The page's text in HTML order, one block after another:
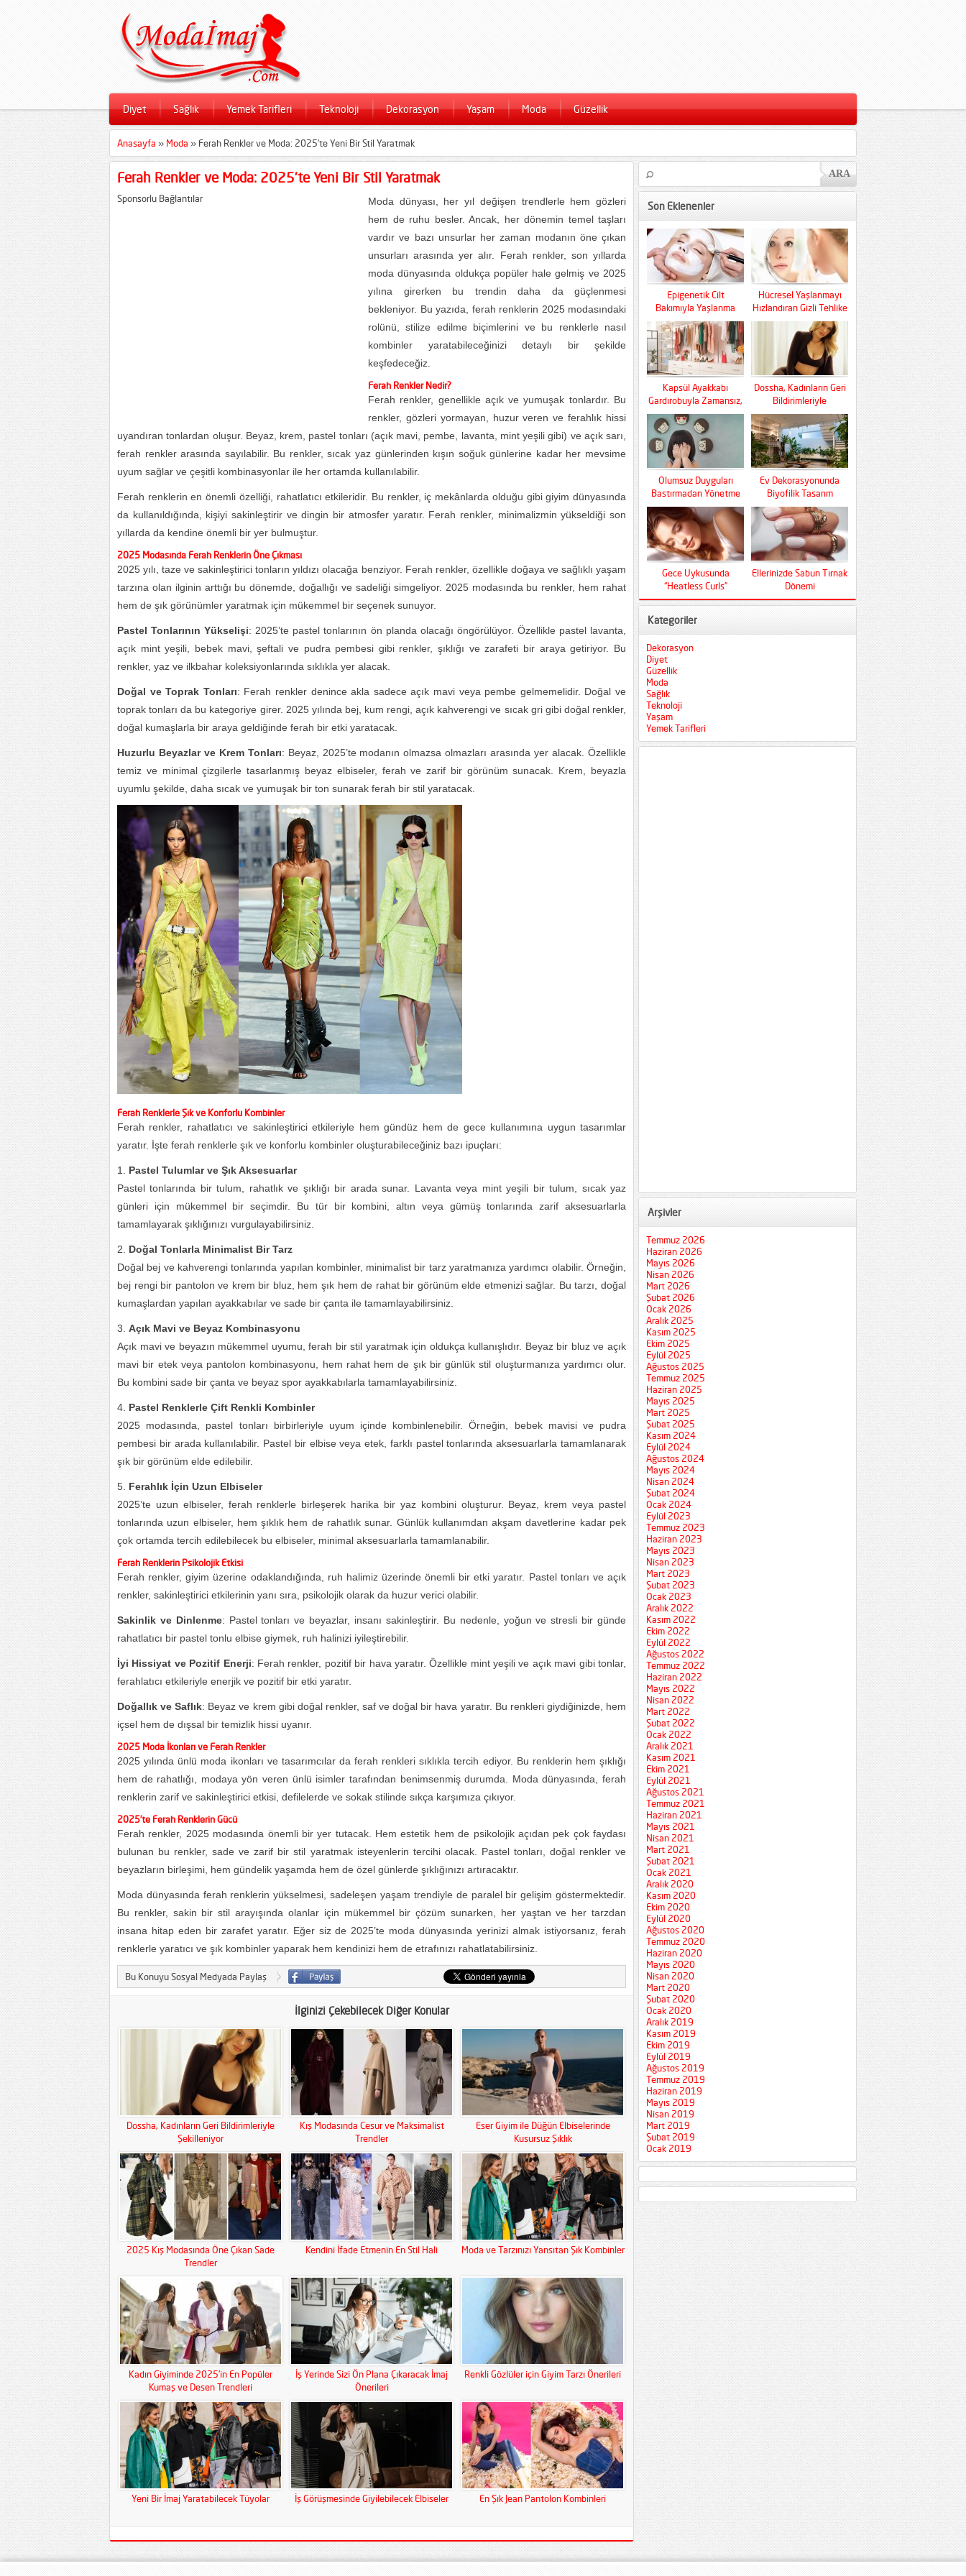
Diyet Sağlık Yemek Tarifleri Teknoloji Dekorasyon Yaşam Moda Güzellik
Anasayfa » Moda » Ferah Renkler ve Moda: 2025’te Yeni Bir Stil Yaratmak
Ferah Renkler ve Moda: 2025’te Yeni Bir Stil Yaratmak
Sponsorlu Bağlantılar
Moda dünyası, her yıl değişen trendlerle hem gözleri
hem de ruhu besler. Ancak, her dönemin temel taşları
vardır ve bazı unsurlar her zaman modanın öne çıkan
unsurları arasında yer alır. Ferah renkler, son yıllarda
moda dünyasında oldukça popüler hale gelmiş ve 2025
yılına girerken bu trendin daha da güçlenmesi
bekleniyor. Bu yazıda, ferah renklerin 2025 modasındaki
rolünü, stilize edilme biçimlerini ve bu renklerle nasıl
kombinler yaratabileceğinizi detaylı bir şekilde
keşfedeceğiz.
Ferah Renkler Nedir?
Ferah renkler, genellikle açık ve yumuşak tonlardır. Bu
renkler, gözleri yormayan, huzur veren ve ferahlık hissi
uyandıran tonlardan oluşur. Beyaz, krem, pastel tonları (açık mavi, pembe, lavanta, mint yeşili gibi) ve açık sarı,
ferah renkler arasında sayılabilir. Bu renkler, sıcak yaz günlerinden kışın soğuk günlerine kadar her mevsime
uyum sağlar ve çeşitli kombinasyonlar ile her ortamda kullanılabilir.
Ferah renklerin en önemli özelliği, rahatlatıcı etkileridir. Bu renkler, iç mekânlarda olduğu gibi giyim dünyasında
da kullanıldığında, kişiyi sakinleştirir ve dingin bir atmosfer yaratır. Ferah renkler, minimalizmin yükseldiği son
yıllarda da kendine önemli bir yer bulmuştur.
2025 Modasında Ferah Renklerin Öne Çıkması
2025 yılı, taze ve sakinleştirici tonların yıldızı olacağa benziyor. Ferah renkler, özellikle doğaya ve sağlıklı yaşam
tarzına olan ilginin arttığı bu dönemde, doğallığı ve sadeliği simgeliyor. 2025 modasında bu renkler, hem rahat
hem de şık görünümler yaratmak için mükemmel bir seçenek sunuyor.
Pastel Tonlarının Yükselişi: 2025’te pastel tonlarının ön planda olacağı öngörülüyor. Özellikle pastel lavanta,
açık mint yeşili, bebek mavi, şeftali ve pudra pembesi gibi renkler, şıklığı ve zarafeti bir araya getiriyor. Bu
renkler, yaz ve ilkbahar koleksiyonlarında sıklıkla yer alacak.
Doğal ve Toprak Tonları: Ferah renkler denince akla sadece açık mavi veya pembe gelmemelidir. Doğal ve
toprak tonları da bu kategoriye girer. 2025 yılında bej, kum rengi, açık kahverengi ve sıcak gri gibi doğal renkler,
doğal kumaşlarla bir araya geldiğinde ferah bir etki yaratacak.
Huzurlu Beyazlar ve Krem Tonları: Beyaz, 2025’te modanın olmazsa olmazları arasında yer alacak. Özellikle
temiz ve minimal çizgilerle tasarlanmış beyaz elbiseler, ferah ve zarif bir görünüm sunacak. Krem, beyazla
uyumlu şekilde, daha sıcak ve yumuşak bir ton sunarak ferah bir stil yaratacak.
Ferah Renklerle Şık ve Konforlu Kombinler
Ferah renkler, rahatlatıcı ve sakinleştirici etkileriyle hem gündüz hem de gece kullanımına uygun tasarımlar
yaratır. İşte ferah renklerle şık ve konforlu kombinler oluşturabileceğiniz bazı ipuçları:
Pastel Tulumlar ve Şık Aksesuarlar
Pastel tonlarında bir tulum, rahatlık ve şıklığı bir arada sunar. Lavanta veya mint yeşili bir tulum, sıcak yaz
günleri için mükemmel bir seçimdir. Bu tür bir kombini, altın veya gümüş tonlarında zarif aksesuarlarla
tamamlayarak şıklığınızı vurgulayabilirsiniz.
Doğal Tonlarla Minimalist Bir Tarz
Doğal bej ve kahverengi tonlarında yapılan kombinler, minimalist bir tarz yaratmanıza yardımcı olabilir. Örneğin,
bej rengi bir pantolon ve krem bir bluz, hem şık hem de rahat bir görünüm elde etmenizi sağlar. Bu tarzı, doğal
kumaşlardan yapılan ayakkabılar ve sade bir çanta ile tamamlayabilirsiniz.
Açık Mavi ve Beyaz Kombinasyonu
Açık mavi ve beyazın mükemmel uyumu, ferah bir stil yaratmak için oldukça kullanışlıdır. Beyaz bir bluz ve açık
mavi bir etek veya pantolon kombinasyonu, hem rahat hem de şık bir günlük stil oluşturmanıza yardımcı olur.
Bu kombini sade bir çanta ve beyaz spor ayakkabılarla tamamlayabilirsiniz.
Pastel Renklerle Çift Renkli Kombinler
2025 modasında, pastel tonları birbirleriyle uyum içinde kombinlenebilir. Örneğin, bebek mavisi ve pudra
pembesi bir arada kullanılabilir. Pastel bir elbise veya etek, farklı pastel tonlarında aksesuarlarla tamamlanarak
şık bir görünüm elde edilebilir.
Ferahlık İçin Uzun Elbiseler
2025’te uzun elbiseler, ferah renklerle birleşerek harika bir yaz kombini oluşturur. Beyaz, krem veya pastel
tonlarında uzun elbiseler, hem şıklık hem de rahatlık sunar. Günlük kullanımdan akşam davetlerine kadar pek
çok ortamda tercih edilebilecek bu elbiseler, minimal aksesuarlarla tamamlanabilir.
Ferah Renklerin Psikolojik Etkisi
Ferah renkler, giyim üzerine odaklandığında, ruh halimiz üzerinde önemli bir etki yaratır. Pastel tonları ve açık
renkler, sakinleştirici etkilerinin yanı sıra, psikolojik olarak da huzur verici olabilir.
Sakinlik ve Dinlenme: Pastel tonları ve beyazlar, insanı sakinleştirir. Bu nedenle, yoğun ve stresli bir günde
rahatlatıcı bir pastel tonlu elbise giymek, ruh halinizi iyileştirebilir.
İyi Hissiyat ve Pozitif Enerji: Ferah renkler, pozitif bir hava yaratır. Özellikle mint yeşili ve açık mavi gibi tonlar,
ferahlatıcı etkileriyle enerjik ve pozitif bir etki yaratır.
Doğallık ve Saflık: Beyaz ve krem gibi doğal renkler, saf ve doğal bir hava yaratır. Bu renkleri giydiğinizde, hem
içsel hem de dışsal bir temizlik hissi uyanır.
2025 Moda İkonları ve Ferah Renkler
2025 yılında ünlü moda ikonları ve tasarımcılar da ferah renkleri sıklıkla tercih ediyor. Bu renklerin hem şıklığı
hem de rahatlığı, modaya yön veren ünlü isimler tarafından benimsenmiş durumda. Moda dünyasında, ferah
renklerin zarif ve sakinleştirici etkisi, defilelerde ve sokak stilinde sıkça karşımıza çıkıyor.
2025’te Ferah Renklerin Gücü
Ferah renkler, 2025 modasında önemli bir yer tutacak. Hem estetik hem de psikolojik açıdan pek çok faydası
bulunan bu renkler, sade ve zarif bir stil yaratmak isteyenlerin tercihi olacak. Pastel tonları, doğal renkler ve
beyazların birleşimi, hem gündelik yaşamda hem de özel günlerde şıklığınızı artıracaktır.
Moda dünyasında ferah renklerin yükselmesi, sadeleşen yaşam trendiyle de paralel bir gelişim göstermektedir.
Bu renkler, sakin bir stil arayışında olanlar için mükemmel bir çözüm sunarken, her yaştan ve her tarzdan
insana hitap eden bir zarafet yaratır. Eğer siz de 2025’te moda dünyasında yerinizi almak istiyorsanız, ferah
renklerle yaratıcı ve şık kombinler yaparak hem kendinizi hem de etrafınızı rahatlatabilirsiniz.
Bu Konuyu Sosyal Medyada Paylaş
İlginizi Çekebilecek Diğer Konular
Dossha, Kadınların Geri Bildirimleriyle
Şekilleniyor
Kış Modasında Cesur ve Maksimalist
Trendler
Eser Giyim ile Düğün Elbiselerinde
Kusursuz Şıklık
2025 Kış Modasında Öne Çıkan Sade
Trendler
Kendini İfade Etmenin En Stil Hali Moda ve Tarzınızı Yansıtan Şık Kombinler
Kadın Giyiminde 2025’in En Popüler
Kumaş ve Desen Trendleri
İş Yerinde Sizi Ön Plana Çıkaracak İmaj
Önerileri
Renkli Gözlüler için Giyim Tarzı Önerileri
Yeni Bir İmaj Yaratabilecek Tüyolar İş Görüşmesinde Giyilebilecek Elbiseler En Şık Jean Pantolon Kombinleri
Son Eklenenler
Epigenetik Cilt
Bakımıyla Yaşlanma
Kaderini Baştan Yazın
Hücresel Yaşlanmayı
Hızlandıran Gizli Tehlike
Kapsül Ayakkabı
Gardırobuyla Zamansız,
Fonksiyonel Ve Konfor
Dossha, Kadınların Geri
Bildirimleriyle
Şekilleniyor
Olumsuz Duyguları
Bastırmadan Yönetme
Sanatı
Ev Dekorasyonunda
Biyofilik Tasarım
Devrimi
Gece Uykusunda
“Heatless Curls”
Mucizesi
Ellerinizde Sabun Tırnak
Dönemi
Kategoriler
Dekorasyon
Diyet
Güzellik
Moda
Sağlık
Teknoloji
Yaşam
Yemek Tarifleri
Arşivler
Temmuz 2026
Haziran 2026
Mayıs 2026
Nisan 2026
Mart 2026
Şubat 2026
Ocak 2026
Aralık 2025
Kasım 2025
Ekim 2025
Eylül 2025
Ağustos 2025
Temmuz 2025
Haziran 2025
Mayıs 2025
Mart 2025
Şubat 2025
Kasım 2024
Eylül 2024
Ağustos 2024
Mayıs 2024
Nisan 2024
Şubat 2024
Ocak 2024
Eylül 2023
Temmuz 2023
Haziran 2023
Mayıs 2023
Nisan 2023
Mart 2023
Şubat 2023
Ocak 2023
Aralık 2022
Kasım 2022
Ekim 2022
Eylül 2022
Ağustos 2022
Temmuz 2022
Haziran 2022
Mayıs 2022
Nisan 2022
Mart 2022
Şubat 2022
Ocak 2022
Aralık 2021
Kasım 2021
Ekim 2021
Eylül 2021
Ağustos 2021
Temmuz 2021
Haziran 2021
Mayıs 2021
Nisan 2021
Mart 2021
Şubat 2021
Ocak 2021
Aralık 2020
Kasım 2020
Ekim 2020
Eylül 2020
Ağustos 2020
Temmuz 2020
Haziran 2020
Mayıs 2020
Nisan 2020
Mart 2020
Şubat 2020
Ocak 2020
Aralık 2019
Kasım 2019
Ekim 2019
Eylül 2019
Ağustos 2019
Temmuz 2019
Haziran 2019
Mayıs 2019
Nisan 2019
Mart 2019
Şubat 2019
Ocak 2019